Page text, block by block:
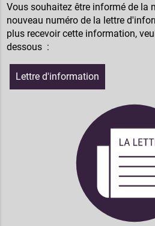
Vous souhaitez être informé de la
nouveau numéro de la lettre
plus recevoir cette information,
dessous :
Lettre d'information